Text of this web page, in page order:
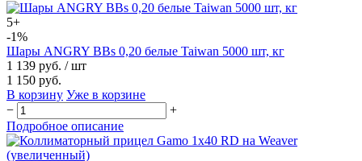
5+
-1%
Шары ANGRY BBs 0,20 белые Taiwan 5000 шт, кг
1 139 руб. / шт
1 150 руб.
В корзину Уже в корзине
−
+
Подробное описание